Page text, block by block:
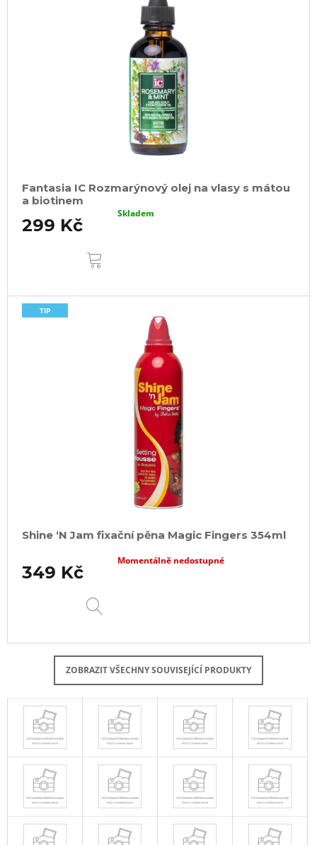
Fantasia IC Rozmarýnový olej na vlasy s mátou
a biotinem
299 Kč
Skladem
TIP
Shine ‘N Jam fixační pěna Magic Fingers 354ml
349 Kč
Momentálně nedostupné
ZOBRAZIT VŠECHNY SOUVISEJÍCÍ PRODUKTY